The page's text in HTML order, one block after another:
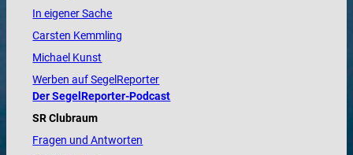
In eigener Sache
Carsten Kemmling
Michael Kunst
Werben auf SegelReporter
Der SegelReporter-Podcast
SR Clubraum
Fragen und Antworten